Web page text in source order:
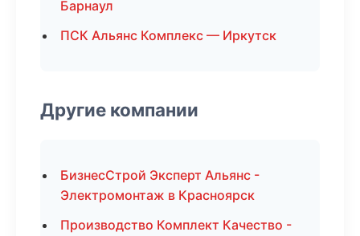
Барнаул
ПСК Альянс Комплекс — Иркутск
Другие компании
БизнесСтрой Эксперт Альянс -
Электромонтаж в Красноярск
Производство Комплект Качество -